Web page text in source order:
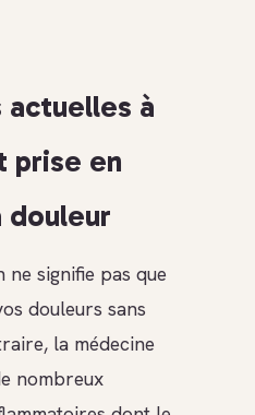
à
prise en
douleur
ne signifie pas que
douleurs sans
la médecine
nombreux